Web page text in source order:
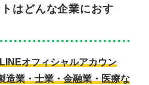
はどんな企業におす
オフィシャルアカウン
造業・士業・金融業・医療な